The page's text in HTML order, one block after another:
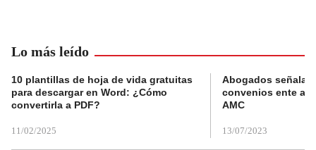
Lo más leído
10 plantillas de hoja de vida gratuitas
para descargar en Word: ¿Cómo
convertirla a PDF?
11/02/2025
Abogados
convenios ente
AMC
13/07/2023